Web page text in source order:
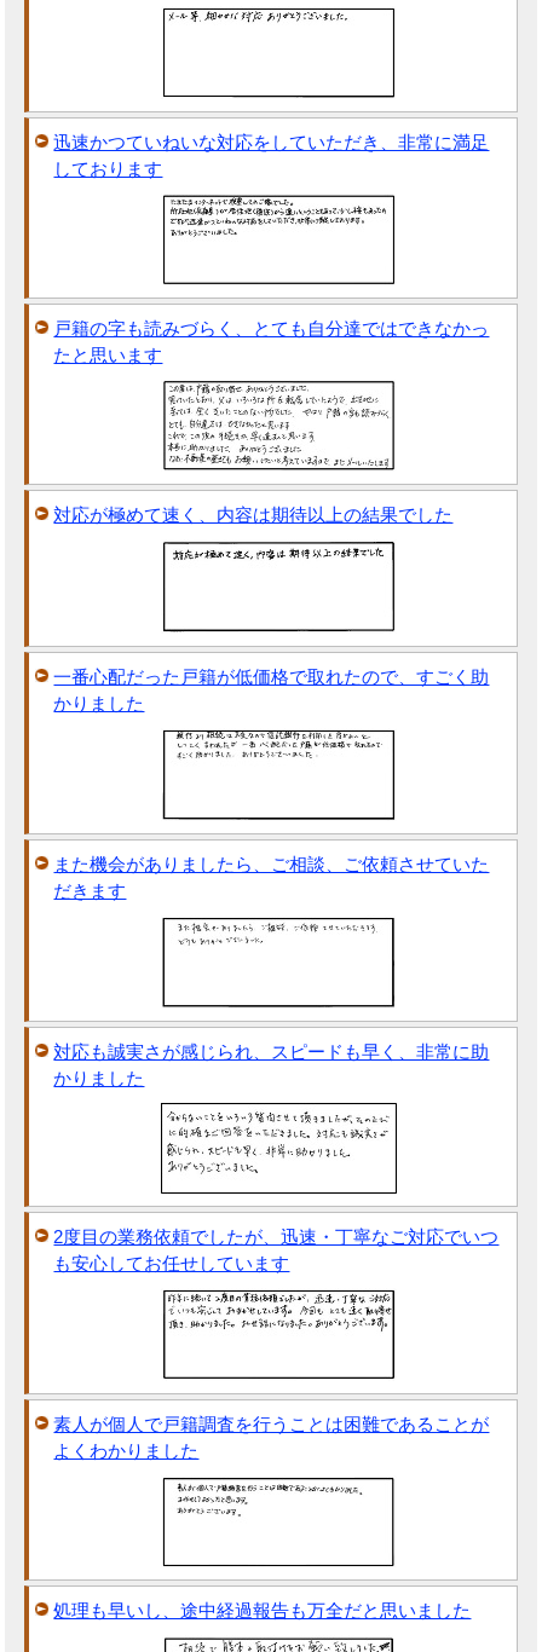
迅速かつていねいな対応をしていただき、非常に満足
しております
戸籍の字も読みづらく、とても自分達ではできなかっ
たと思います
対応が極めて速く、内容は期待以上の結果でした
一番心配だった戸籍が低価格で取れたので、すごく助
かりました
また機会がありましたら、ご相談、ご依頼させていた
だきます
対応も誠実さが感じられ、スピードも早く、非常に助
かりました
2度目の業務依頼でしたが、迅速・丁寧なご対応でいつ
も安心してお任せしています
素人が個人で戸籍調査を行うことは困難であることが
よくわかりました
処理も早いし、途中経過報告も万全だと思いました